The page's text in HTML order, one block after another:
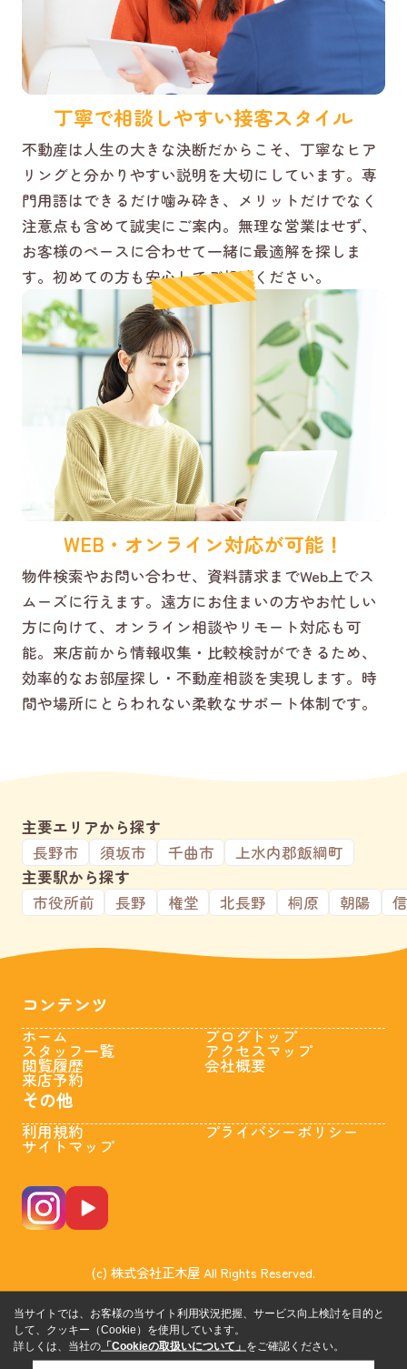
丁寧で相談しやすい接客スタイル
不動産は人生の大きな決断だからこそ、丁寧なヒア
リングと分かりやすい説明を大切にしています。専
門用語はできるだけ噛み砕き、メリットだけでなく
注意点も含めて誠実にご案内。無理な営業はせず、
お客様のペースに合わせて一緒に最適解を探しま
す。初めての方も安心してご相談ください。
WEB・オンライン対応が可能！
物件検索やお問い合わせ、資料請求までWeb上でス
ムーズに行えます。遠方にお住まいの方やお忙しい
方に向けて、オンライン相談やリモート対応も可
能。来店前から情報収集・比較検討ができるため、
効率的なお部屋探し・不動産相談を実現します。時
間や場所にとらわれない柔軟なサポート体制です。
主要エリアから探す
長野市
須坂市 千曲市
上水内郡飯綱町
主要駅から探す
市役所前
長野 権堂 北長野 桐原 朝陽
コンテンツ
ホーム
スタッフ一覧
閲覧履歴
来店予約
ブログトップ
アクセスマップ
会社概要
その他
利用規約
サイトマップ
プライバシーポリシー
(c) 株式会社正木屋 All Rights Reserved.
当サイトでは、お客様の当サイト利用状況把握、サービス向上検討を目的と
して、クッキー（Cookie）を使用しています。
詳しくは、当社の 「Cookieの取扱いについて」 をご確認ください。